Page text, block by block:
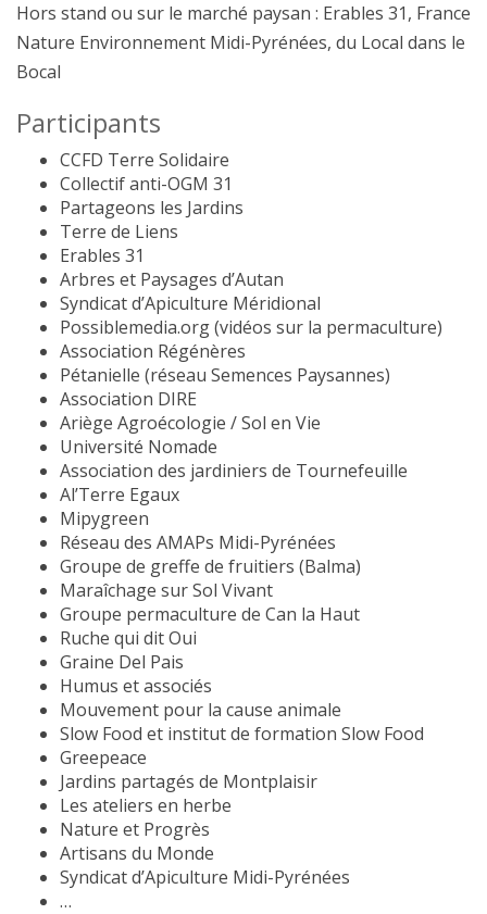
Hors stand ou sur le marché paysan : Erables 31, France
Nature Environnement Midi-Pyrénées, du Local dans le
Bocal
Participants
CCFD Terre Solidaire
Collectif anti-OGM 31
Partageons les Jardins
Terre de Liens
Erables 31
Arbres et Paysages d’Autan
Syndicat d’Apiculture Méridional
Possiblemedia.org (vidéos sur la permaculture)
Association Régénères
Pétanielle (réseau Semences Paysannes)
Association DIRE
Ariège Agroécologie / Sol en Vie
Université Nomade
Association des jardiniers de Tournefeuille
Al’Terre Egaux
Mipygreen
Réseau des AMAPs Midi-Pyrénées
Groupe de greffe de fruitiers (Balma)
Maraîchage sur Sol Vivant
Groupe permaculture de Can la Haut
Ruche qui dit Oui
Graine Del Pais
Humus et associés
Mouvement pour la cause animale
Slow Food et institut de formation Slow Food
Greepeace
Jardins partagés de Montplaisir
Les ateliers en herbe
Nature et Progrès
Artisans du Monde
Syndicat d’Apiculture Midi-Pyrénées
…